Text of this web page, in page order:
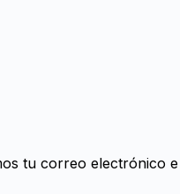
tu correo electrónico e